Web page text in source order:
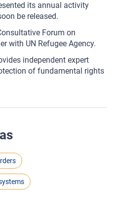
its annual activity
be released.
Forum on
with UN Refugee Agency.
independent expert
of fundamental rights